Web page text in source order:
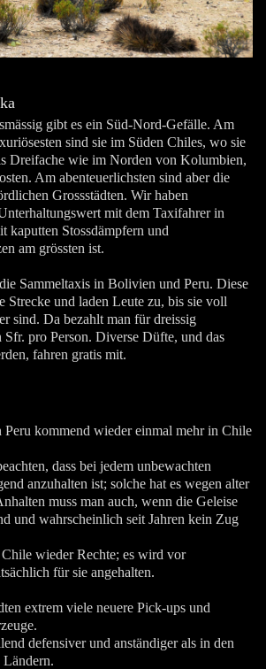
gibt es ein Süd-Nord-Gefälle. Am
sind sie im Süden Chiles, wo sie
Dreifache wie im Norden von Kolumbien,
Am abenteuerlichsten sind aber die
Grossstädten. Wir haben
mit dem Taxifahrer in
kaputten Stossdämpfern und
am grössten ist.
Sammeltaxis in Bolivien und Peru. Diese
Strecke und laden Leute zu, bis sie voll
sind. Da bezahlt man für dreissig
pro Person. Diverse Düfte, und das
fahren gratis mit.
kommend wieder einmal mehr in Chile
dass bei jedem unbewachten
anzuhalten ist; solche hat es wegen alter
muss man auch, wenn die Geleise
und wahrscheinlich seit Jahren kein Zug
wieder Rechte; es wird vor
für sie angehalten.
extrem viele neuere Pick-ups und
defensiver und anständiger als in den
Ländern.